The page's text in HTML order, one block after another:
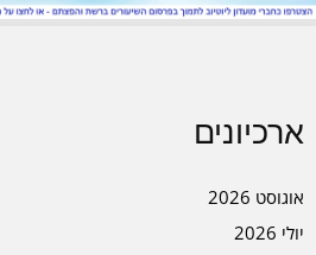
ארכיונים
אוגוסט 2026
יולי 2026